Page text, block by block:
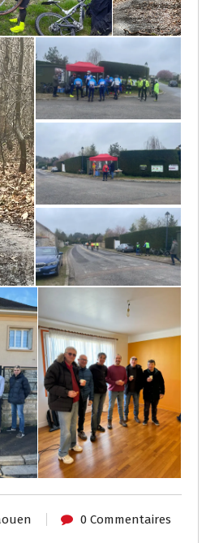
0 Commentaires